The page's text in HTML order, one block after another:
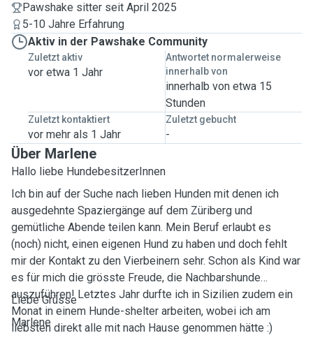
Pawshake sitter seit April 2025
5-10 Jahre Erfahrung
Aktiv in der Pawshake Community
Zuletzt aktiv
vor etwa 1 Jahr
Antwortet normalerweise
innerhalb von
innerhalb von etwa 15
Stunden
Zuletzt kontaktiert
vor mehr als 1 Jahr
Zuletzt gebucht
-
Über Marlene
Hallo liebe HundebesitzerInnen
Ich bin auf der Suche nach lieben Hunden mit denen ich
ausgedehnte Spaziergänge auf dem Züriberg und
gemütliche Abende teilen kann. Mein Beruf erlaubt es
(noch) nicht, einen eigenen Hund zu haben und doch fehlt
mir der Kontakt zu den Vierbeinern sehr. Schon als Kind war
es für mich die grösste Freude, die Nachbarshunde
auszuführen! Letztes Jahr durfte ich in Sizilien zudem ein
Monat in einem Hunde-shelter arbeiten, wobei ich am
liebsten direkt alle mit nach Hause genommen hätte :)
Liebe Grüsse
Marlene